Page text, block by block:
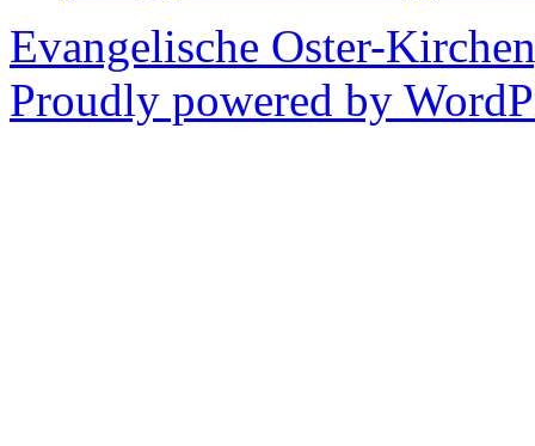
Evangelische Oster-
Proudly powered by